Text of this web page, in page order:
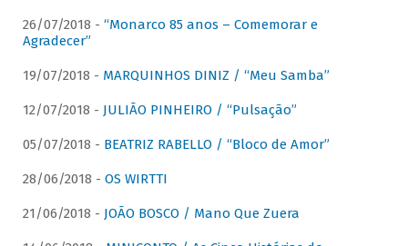
26/07/2018 - “Monarco 85 anos – Comemorar e
Agradecer”
19/07/2018 - MARQUINHOS DINIZ / “Meu Samba”
12/07/2018 - JULIÃO PINHEIRO / “Pulsação”
05/07/2018 - BEATRIZ RABELLO / “Bloco de Amor”
28/06/2018 - OS WIRTTI
21/06/2018 - JOÃO BOSCO / Mano Que Zuera